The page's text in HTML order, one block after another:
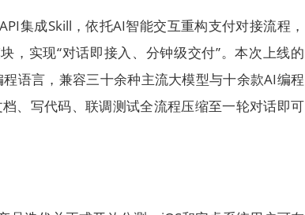
集成Skill，依托AI智能交互重构支付对接流程，
，实现“对话即接入、分钟级交付”。本次上线的
语言，兼容三十余种主流大模型与十余款AI编程
、写代码、联调测试全流程压缩至一轮对话即可